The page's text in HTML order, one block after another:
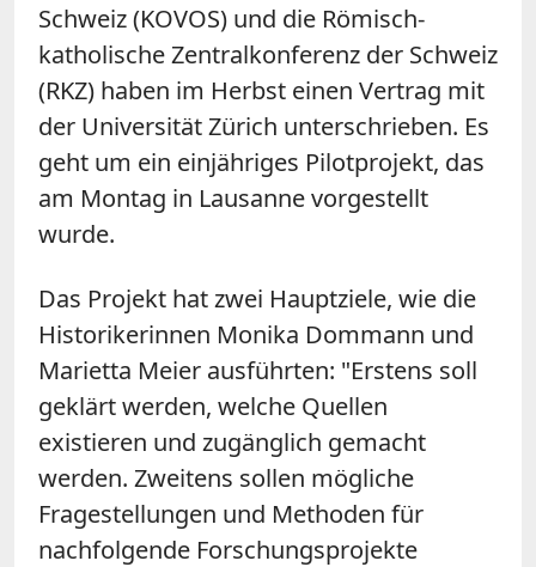
Schweiz (KOVOS) und die Römisch-
katholische Zentralkonferenz der Schweiz
(RKZ) haben im Herbst einen Vertrag mit
der Universität Zürich unterschrieben. Es
geht um ein einjähriges Pilotprojekt, das
am Montag in Lausanne vorgestellt
wurde.
Das Projekt hat zwei Hauptziele, wie die
Historikerinnen Monika Dommann und
Marietta Meier ausführten: "Erstens soll
geklärt werden, welche Quellen
existieren und zugänglich gemacht
werden. Zweitens sollen mögliche
Fragestellungen und Methoden für
nachfolgende Forschungsprojekte